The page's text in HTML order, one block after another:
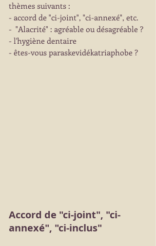
thèmes suivants :
- accord de "ci-joint", "ci-annexé", etc.
-  "Alacrité" : agréable ou désagréable ?
- l'hygiène dentaire
- êtes-vous paraskevidékatriaphobe ?
Accord de "ci-joint", "ci-
annexé", "ci-inclus"